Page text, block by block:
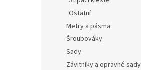
Ostatní
Metry a pásma
Šroubováky
Sady
Závitníky a opravné sady